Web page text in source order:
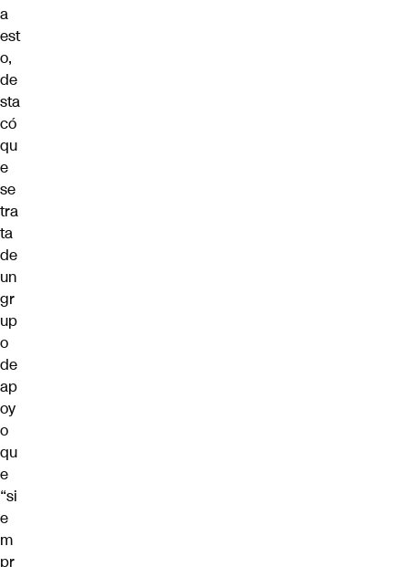
a
est
o,
de
sta
có
qu
e
se
tra
ta
de
un
gr
up
o
de
ap
oy
o
qu
e
“si
e
m
pr